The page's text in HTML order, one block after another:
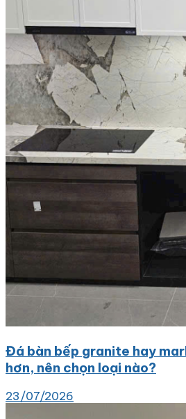
Đá bàn bếp granite hay
hơn, nên chọn loại nào?
23/07/2026